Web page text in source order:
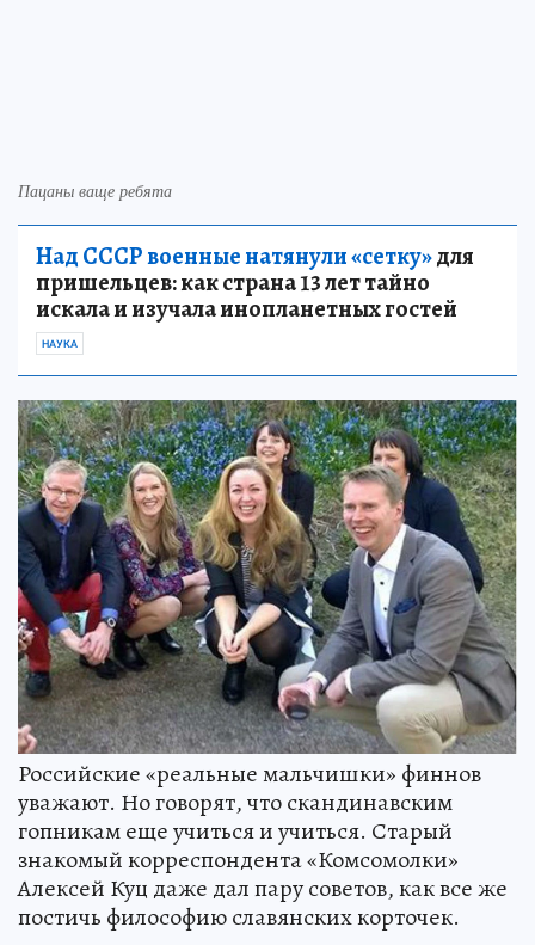
Пацаны ваще ребята
Над СССР военные натянули «сетку»для
пришельцев: как страна 13 лет тайно
искала и изучала инопланетных гостей
НАУКА
Российские «реальные мальчишки» финнов
уважают. Но говорят, что скандинавским
гопникам еще учиться и учиться. Старый
знакомый корреспондента «Комсомолки»
Алексей Куц даже дал пару советов, как все же
постичь философию славянских корточек.